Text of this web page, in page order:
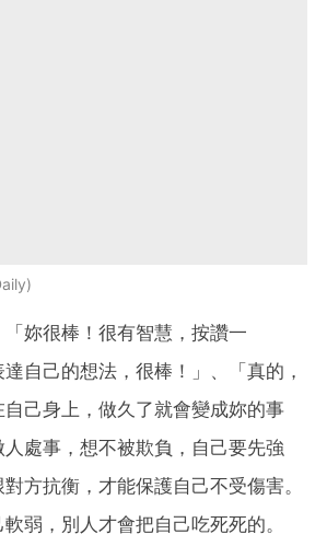
妳很棒！很有智慧，按讚一
自己的想法，很棒！」、「真的，
己身上，做久了就會變成妳的事
處事，想不被欺負，自己要先強
方抗衡，才能保護自己不受傷害。
弱，別人才會把自己吃死死的。